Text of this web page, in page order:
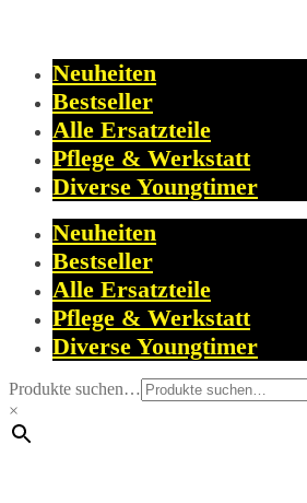
Neuheiten
Bestseller
Alle Ersatzteile
Pflege & Werkstatt
Diverse Youngtimer
Neuheiten
Bestseller
Alle Ersatzteile
Pflege & Werkstatt
Diverse Youngtimer
Produkte suchen…
×